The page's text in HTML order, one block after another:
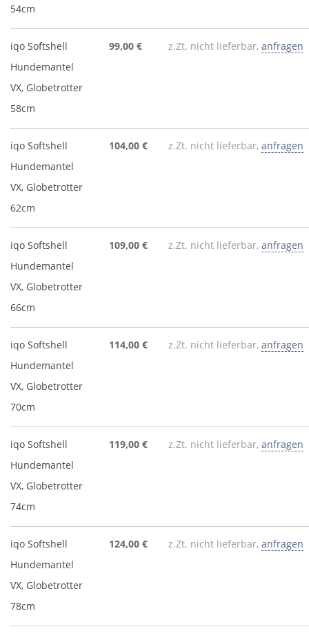
54cm
iqo Softshell
Hundemantel
VX, Globetrotter
58cm
99,00 € z.Zt. nicht lieferbar, anfragen
iqo Softshell
Hundemantel
VX, Globetrotter
62cm
104,00 € z.Zt. nicht lieferbar, anfragen
iqo Softshell
Hundemantel
VX, Globetrotter
66cm
109,00 € z.Zt. nicht lieferbar, anfragen
iqo Softshell
Hundemantel
VX, Globetrotter
70cm
114,00 € z.Zt. nicht lieferbar, anfragen
iqo Softshell
Hundemantel
VX, Globetrotter
74cm
119,00 € z.Zt. nicht lieferbar, anfragen
iqo Softshell
Hundemantel
VX, Globetrotter
78cm
124,00 € z.Zt. nicht lieferbar, anfragen